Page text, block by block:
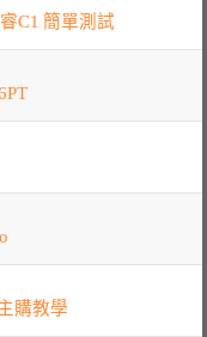
C1 簡單測試
購教學